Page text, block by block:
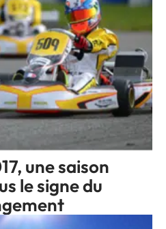
une saison
le signe du